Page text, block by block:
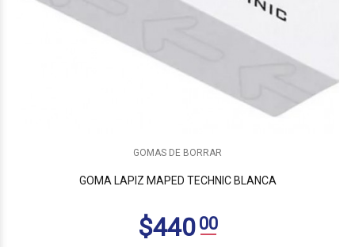
GOMAS DE BORRAR
GOMA LAPIZ MAPED TECHNIC BLANCA